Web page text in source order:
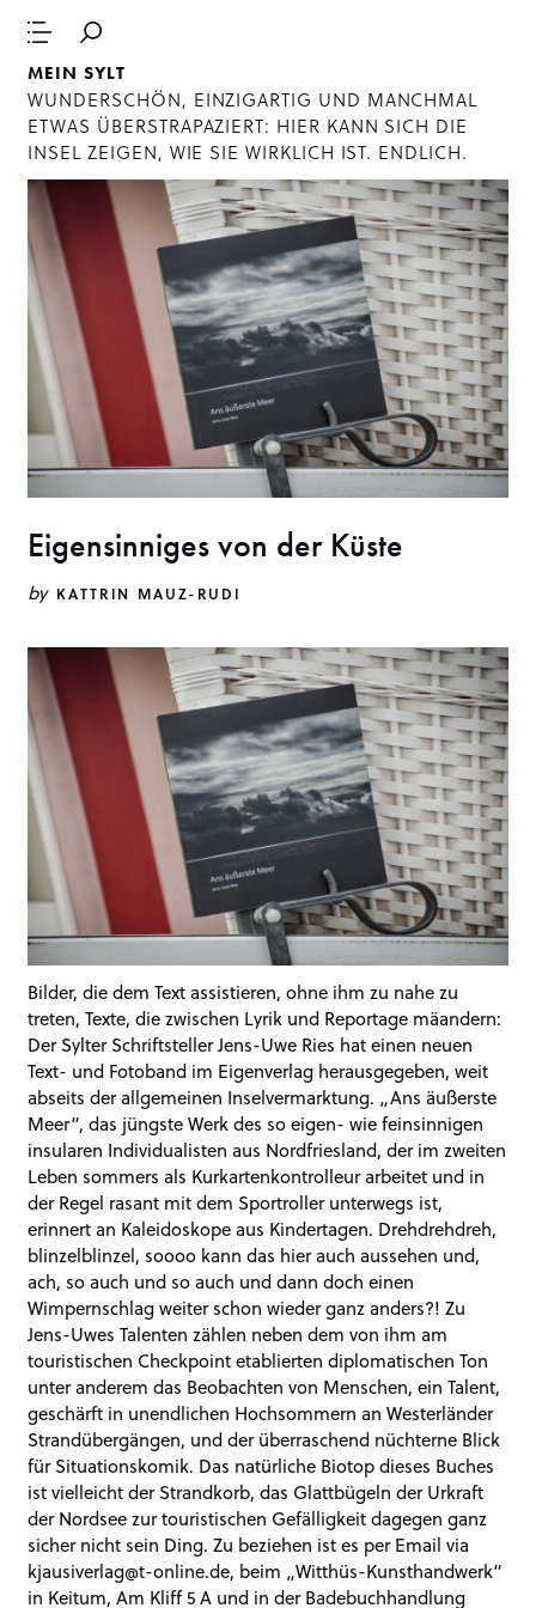
MEIN SYLT
WUNDERSCHÖN, EINZIGARTIG UND MANCHMAL
ETWAS ÜBERSTRAPAZIERT: HIER KANN SICH DIE
INSEL ZEIGEN, WIE SIE WIRKLICH IST. ENDLICH.
Eigensinniges von der Küste
by KATTRIN MAUZ-RUDI
Bilder, die dem Text assistieren, ohne ihm zu nahe zu
treten, Texte, die zwischen Lyrik und Reportage mäandern:
Der Sylter Schriftsteller Jens-Uwe Ries hat einen neuen
Text- und Fotoband im Eigenverlag herausgegeben, weit
abseits der allgemeinen Inselvermarktung. „Ans äußerste
Meer“, das jüngste Werk des so eigen- wie feinsinnigen
insularen Individualisten aus Nordfriesland, der im zweiten
Leben sommers als Kurkartenkontrolleur arbeitet und in
der Regel rasant mit dem Sportroller unterwegs ist,
erinnert an Kaleidoskope aus Kindertagen. Drehdrehdreh,
blinzelblinzel, soooo kann das hier auch aussehen und,
ach, so auch und so auch und dann doch einen
Wimpernschlag weiter schon wieder ganz anders?! Zu
Jens-Uwes Talenten zählen neben dem von ihm am
touristischen Checkpoint etablierten diplomatischen Ton
unter anderem das Beobachten von Menschen, ein Talent,
geschärft in unendlichen Hochsommern an Westerländer
Strandübergängen, und der überraschend nüchterne Blick
für Situationskomik. Das natürliche Biotop dieses Buches
ist vielleicht der Strandkorb, das Glattbügeln der Urkraft
der Nordsee zur touristischen Gefälligkeit dagegen ganz
sicher nicht sein Ding. Zu beziehen ist es per Email via
kjausiverlag@t-online.de, beim „Witthüs-Kunsthandwerk“
in Keitum, Am Kliff 5 A und in der Badebuchhandlung